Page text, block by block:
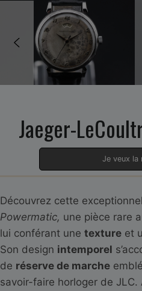
Jaeger-
Je veux la
Découvrez cette
Powermatic, une pièce rare
lui conférant une texture et
Son design intemporel
de réserve de marche
savoir-faire horloger de JLC.